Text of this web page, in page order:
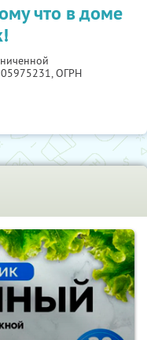
что в доме
, ОГРН